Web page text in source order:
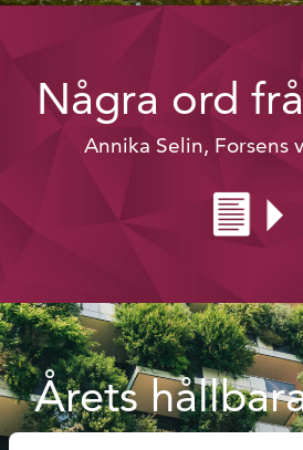
Några ord
Annika Selin, Forsens
Årets
Inget projekt är för stort